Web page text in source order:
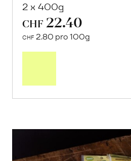
2 x 400g
CHF 22.40
CHF 2.80 pro 100g